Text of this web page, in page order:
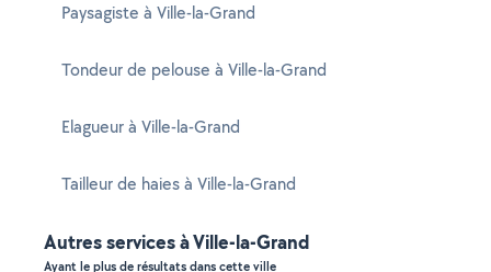
Paysagiste à Ville-la-Grand
Tondeur de pelouse à Ville-la-Grand
Elagueur à Ville-la-Grand
Tailleur de haies à Ville-la-Grand
Autres services à Ville-la-Grand
Ayant le plus de résultats dans cette ville